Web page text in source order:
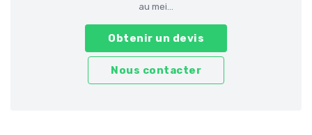
au mei...
Obtenir un devis
Nous contacter